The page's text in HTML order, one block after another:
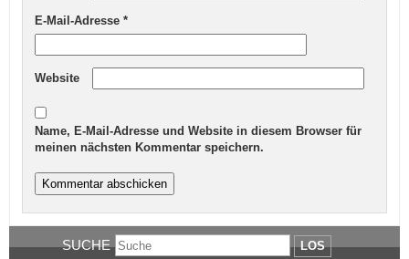
E-Mail-Adresse *
Website
Name, E-Mail-Adresse und Website in diesem Browser für
meinen nächsten Kommentar speichern.
SUCHE LOS